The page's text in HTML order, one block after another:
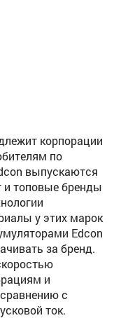
корпорации
по
выпускаются
и топовые бренды
у этих марок
Edcon
за бренд.
и
с
ток.